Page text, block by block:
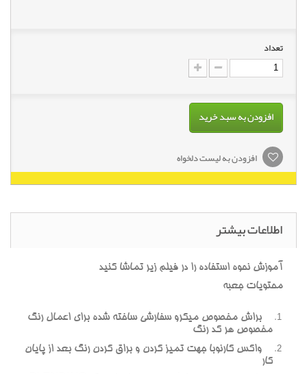
تعداد
افزودن به سبد خرید
افزودن به لیست دلخواه
اطلاعات بیشتر
آموزش نحوه استفاده را در فیلم زیر تماشا کنید
محتویات جعبه
براش مخصوص میکرو سفارشی ساخته شده برای اعمال رنگ
مخصوص هر کد رنگ
واکس کارنوبا جهت تمیز کردن و براق کردن رنگ بعد از پایان
کار